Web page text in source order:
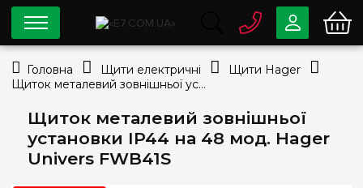
Щиток металевий зовнішньої
установки IP44 на 48 мод. Hager
Univers FWB41S
0 800 33-63-07
Безкоштовно
info@e7.com.ua
044334-79-78
Viber Telegram
Головна Щити електричні
Щити Hager
Щиток металевий зовнішньої установки IP44 на 48 мод. Hager Univers FWB41S